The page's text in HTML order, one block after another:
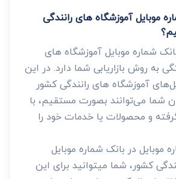
موبایل آموزشگاه های رانندگی
شماره موبایل آموزشگاه های
به روش بازاریابی شما دارد. در این
آموزشگاه های رانندگی کشور
شما می‌توانند بصورت مستقیم، با
و محصولات یا خدمات خود را
موبایل در بانک شماره موبایل
کشور، شما میتوانید برای این